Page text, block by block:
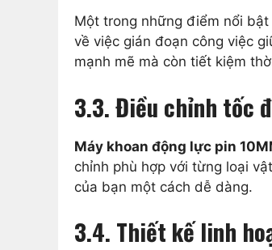
Một trong những điểm nổi
về việc gián đoạn công việc
mạnh mẽ mà còn tiết kiệm
3.3. Điều chỉnh tốc
Máy khoan động lực pin
chỉnh phù hợp với từng loại
của bạn một cách dễ dàng.
3.4. Thiết kế linh